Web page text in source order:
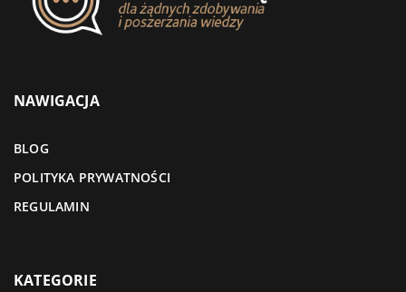
NAWIGACJA
BLOG
POLITYKA PRYWATNOŚCI
REGULAMIN
KATEGORIE